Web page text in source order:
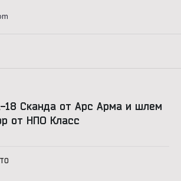
18 Сканда от Арс Арма и шлем
от НПО Класс